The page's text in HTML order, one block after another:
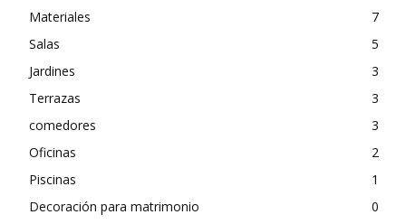
Materiales
7
Salas
5
Jardines
3
Terrazas
3
comedores
3
Oficinas
2
Piscinas
1
Decoración para matrimonio
0